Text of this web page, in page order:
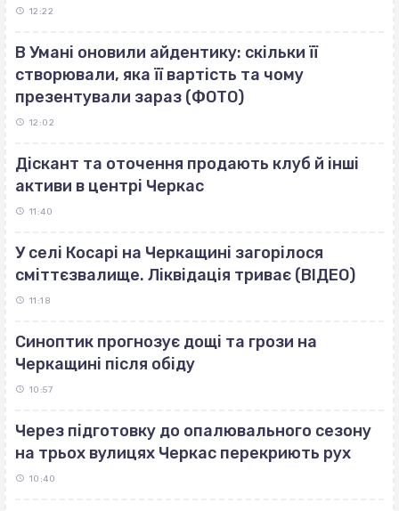
12:22
В Умані оновили айдентику: скільки її
створювали, яка її вартість та чому
презентували зараз (ФОТО)
12:02
Діскант та оточення продають клуб й інші
активи в центрі Черкас
11:40
У селі Косарі на Черкащині загорілося
сміттєзвалище. Ліквідація триває (ВІДЕО)
11:18
Синоптик прогнозує дощі та грози на
Черкащині після обіду
10:57
Через підготовку до опалювального сезону
на трьох вулицях Черкас перекриють рух
10:40